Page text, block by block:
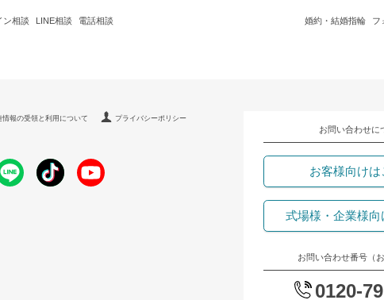
ン相談 LINE相談 電話相談 婚約・結婚指輪 フ
情報の受領と利用について プライバシーポリシー
お問い合わせに
お客様向けは
式場様・企業様向
お問い合わせ番号（お
0120-